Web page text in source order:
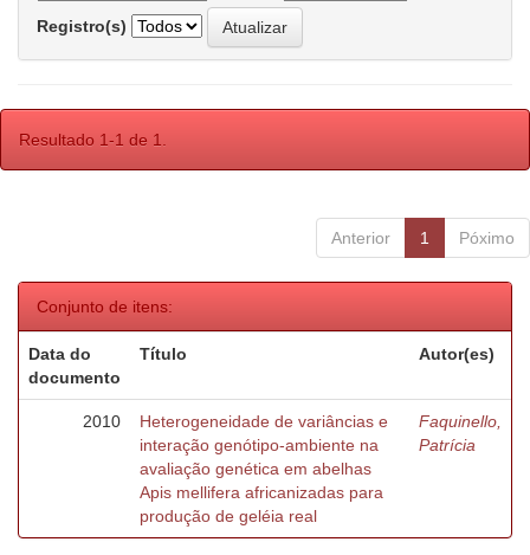
Registro(s)
Resultado 1-1 de 1.
Anterior 1 Póximo
Conjunto de itens:
Data do
documento
Título Autor(es)
2010
Heterogeneidade de variâncias e
interação genótipo-ambiente na
avaliação genética em abelhas
Apis mellifera africanizadas para
produção de geléia real
Faquinello,
Patrícia